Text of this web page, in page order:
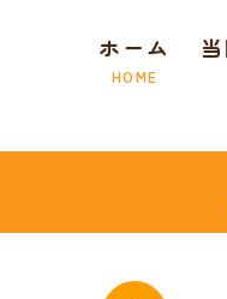
ホーム
HOME